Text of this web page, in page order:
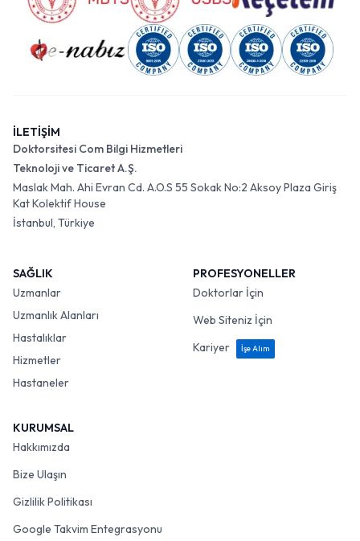
İLETİŞİM
Doktorsitesi Com Bilgi Hizmetleri
Teknoloji ve Ticaret A.Ş.
Maslak Mah. Ahi Evran Cd. A.O.S 55 Sokak No:2 Aksoy Plaza Giriş
Kat Kolektif House
İstanbul, Türkiye
SAĞLIK
Uzmanlar
Uzmanlık Alanları
Hastalıklar
Hizmetler
Hastaneler
PROFESYONELLER
Doktorlar İçin
Web Siteniz İçin
Kariyer
İşe Alım
KURUMSAL
Hakkımızda
Bize Ulaşın
Gizlilik Politikası
Google Takvim Entegrasyonu